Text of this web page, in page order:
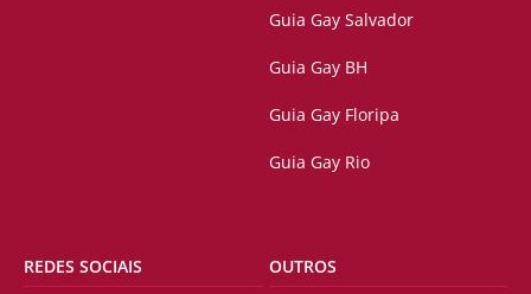
Guia Gay Salvador
Guia Gay BH
Guia Gay Floripa
Guia Gay Rio
REDES SOCIAIS OUTROS